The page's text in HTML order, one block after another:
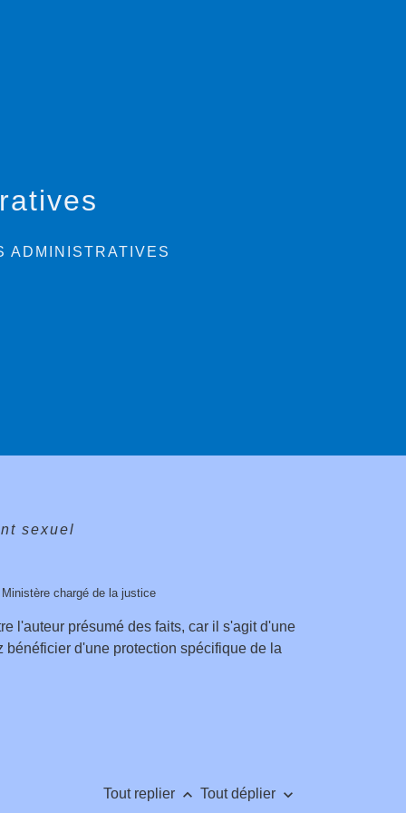
ADMINISTRATIVES
sexuel
chargé de la justice
l'auteur présumé des faits, car il s'agit d'une
d'une protection spécifique de la
Tout replier keyboard_arrow_up Tout déplier keyboard_arrow_down